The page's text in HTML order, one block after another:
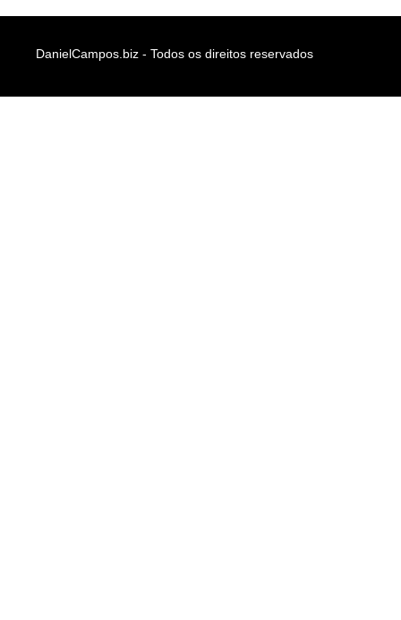
DanielCampos.biz - Todos os direitos reservados